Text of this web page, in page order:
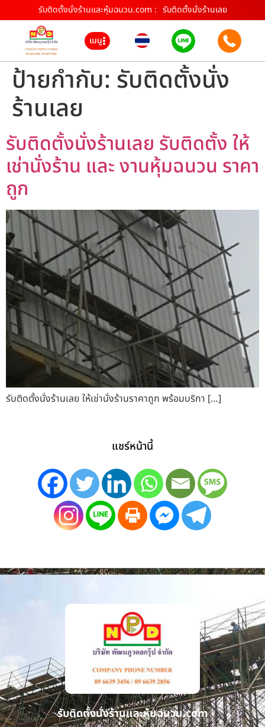
รับติดตั้งนั่งร้านและหุ้มฉนวน.com : รับติดตั้งนั่งร้านเลย
เมนู
ป้ายกำกับ: รับติดตั้งนั่ง
ร้านเลย
รับติดตั้งนั่งร้านเลย รับติดตั้ง ให้
เช่านั่งร้าน และ งานหุ้มฉนวน ราคา
ถูก
รับติดตั้งนั่งร้านเลย ให้เช่านั่งร้านราคาถูก พร้อมบริกา […]
แชร์หน้านี้
รับติดตั้งนั่งร้านและหุ้มฉนวน.com